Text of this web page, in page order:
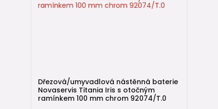
Dřezová/umyvadlová nástěnná baterie
Novaservis Titania Iris s otočným
ramínkem 100 mm chrom 92074/T.0